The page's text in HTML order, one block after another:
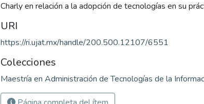
Charly en relación a la adopción de tecnologías en su
URI
https://ri.ujat.mx/handle/200.500.12107/6551
Colecciones
Maestría en Administración de Tecnologías de la